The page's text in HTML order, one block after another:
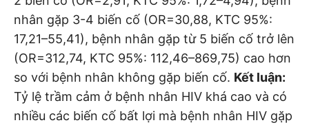
nhân gặp 3-4 biến cố (OR=30,88, KTC 95%:
17,21–55,41), bệnh nhân gặp từ 5 biến cố trở lên
(OR=312,74, KTC 95%: 112,46–869,75) cao hơn
so với bệnh nhân không gặp biến cố. Kết luận:
Tỷ lệ trầm cảm ở bệnh nhân HIV khá cao và có
nhiều các biến cố bất lợi mà bệnh nhân HIV gặp